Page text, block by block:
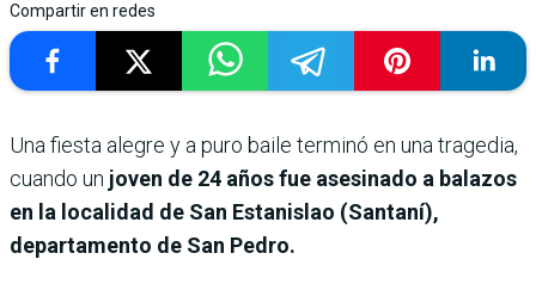
Compartir en redes
Una fiesta alegre y a puro baile terminó en una tragedia,
cuando un joven de 24 años fue asesinado a balazos
en la localidad de San Estanislao (Santaní),
departamento de San Pedro.